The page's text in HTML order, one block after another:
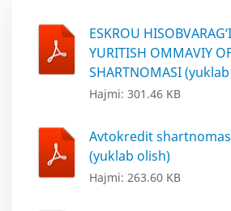
ESKROU
YURITISH OMMAVIY
SHARTNOMASI
Hajmi: 301.46 KB
Avtokredit
(yuklab olish)
Hajmi: 263.60 KB